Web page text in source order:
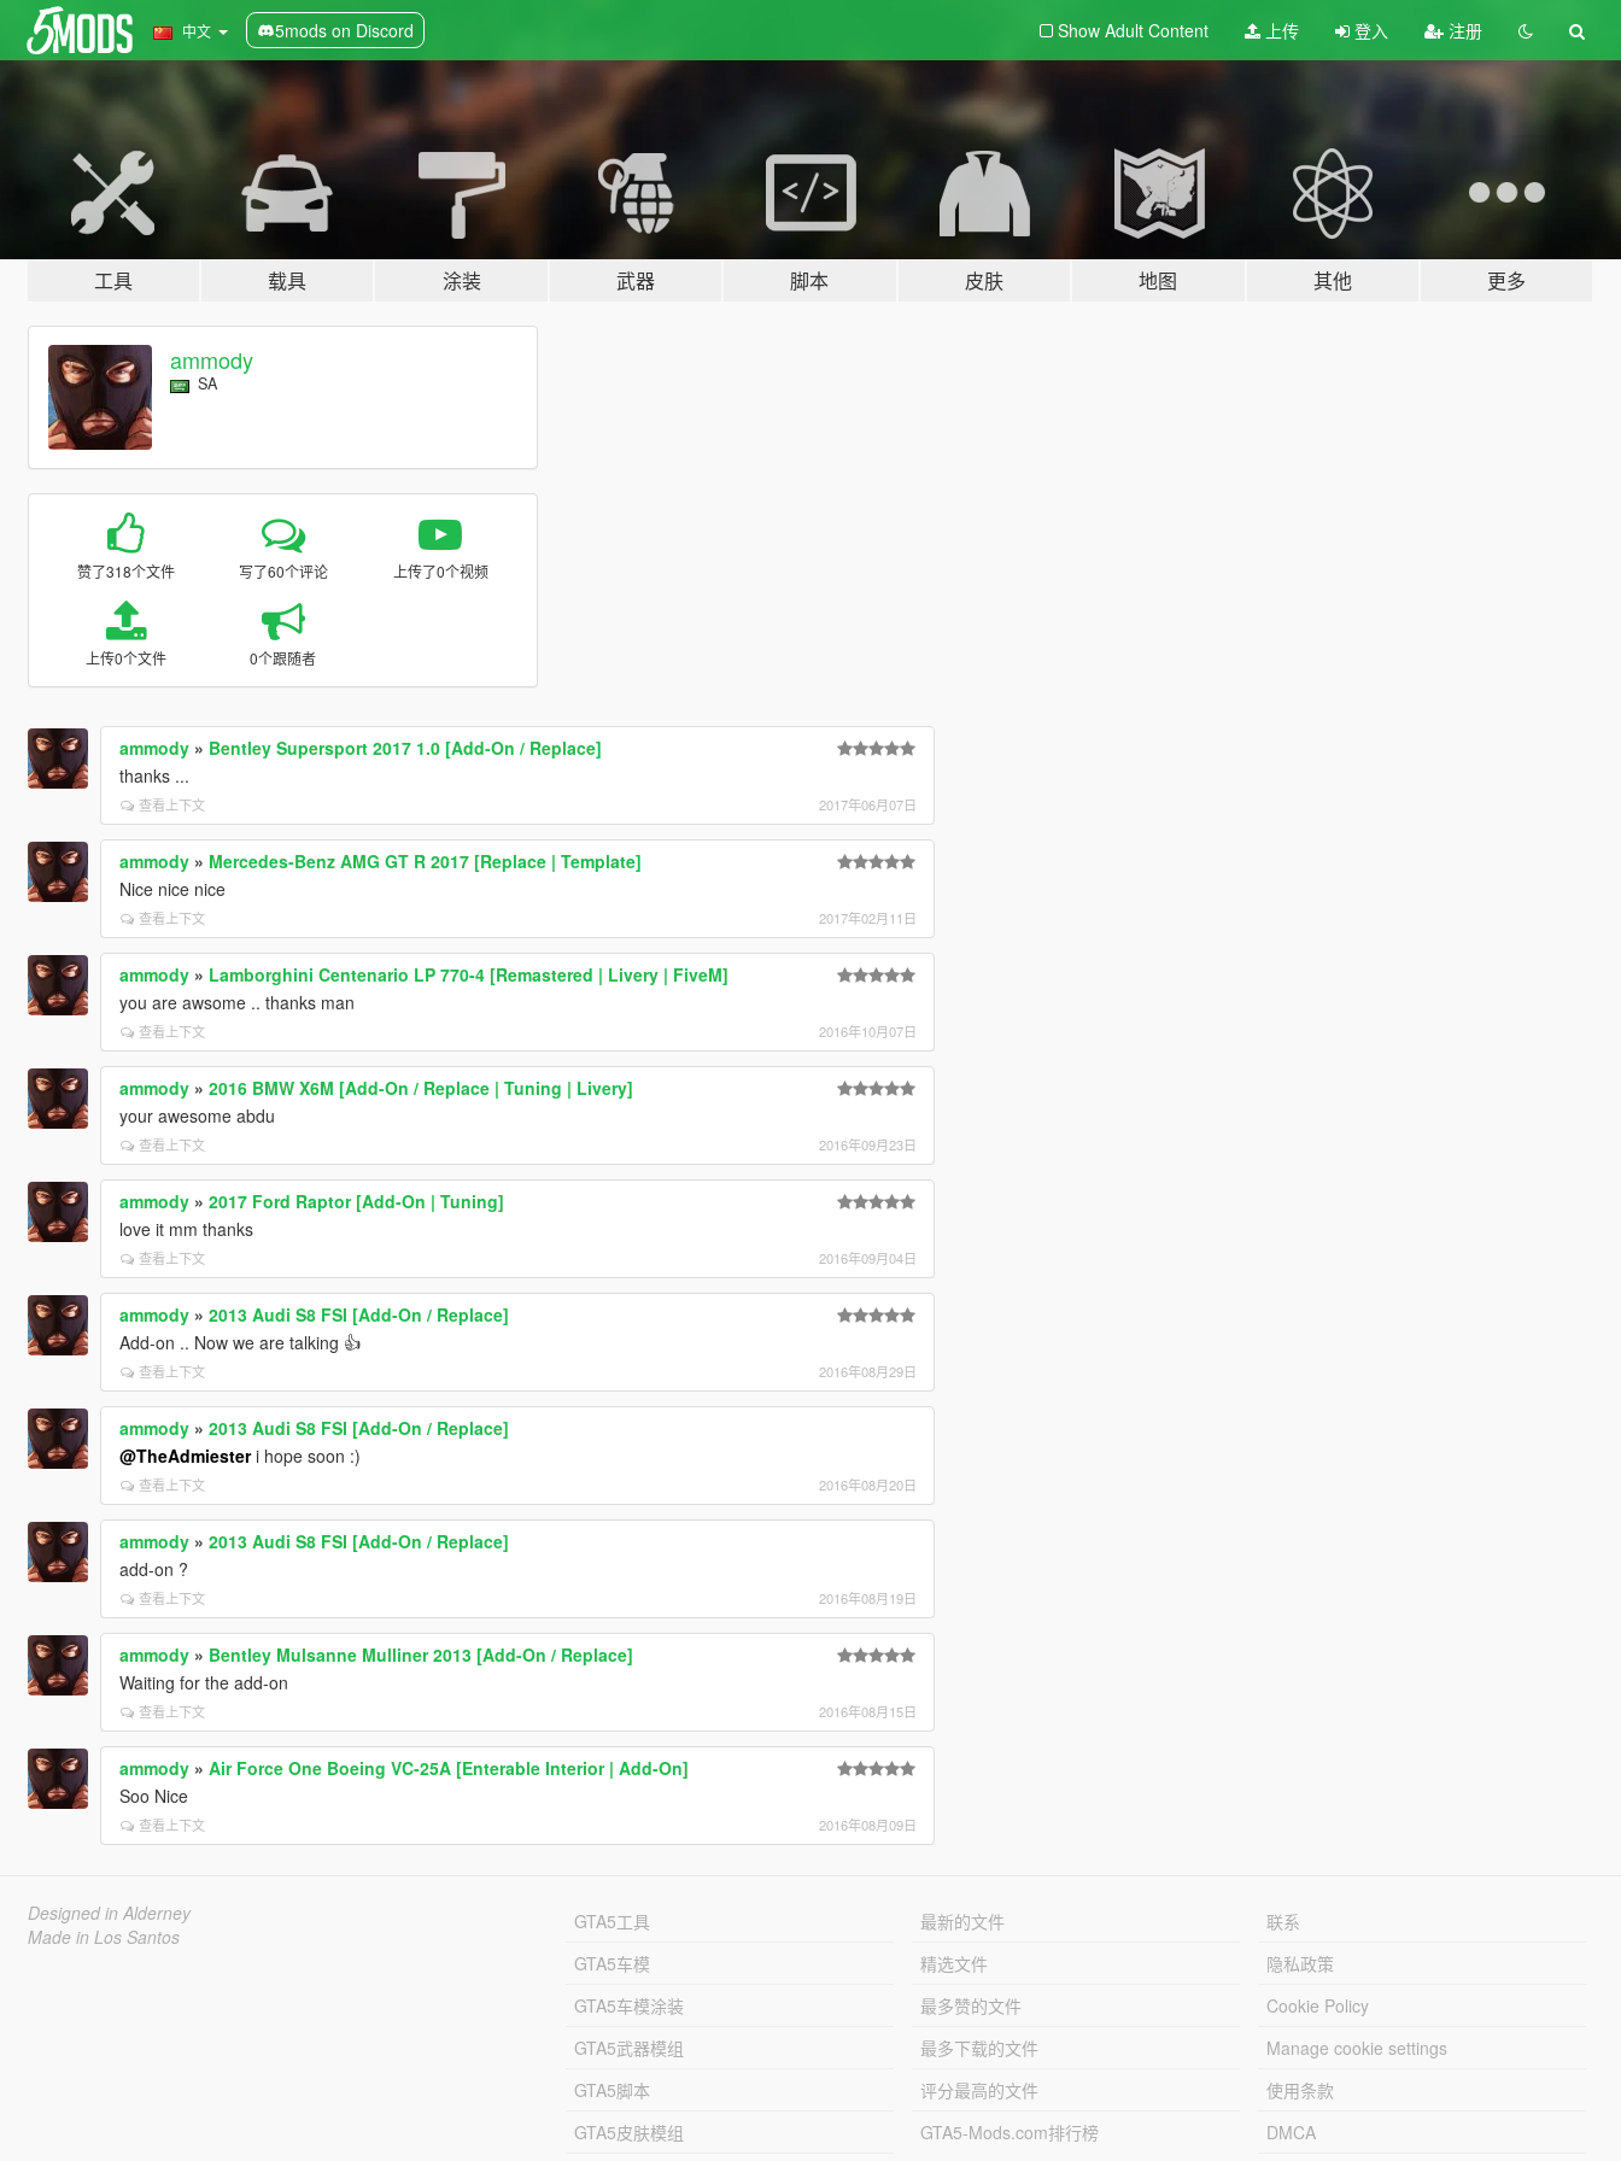
中文 5mods on Discord Show Adult Content 上传 登入 注册
工具 载具 涂装 武器 脚本 皮肤 地图 其他 更多
ammody
SA
赞了318个文件 写了60个评论 上传了0个视频
上传0个文件 0个跟随者
ammody» Bentley Supersport 2017 1.0 [Add-On / Replace]
thanks ...
查看上下文 2017年06月07日
ammody» Mercedes-Benz AMG GT R 2017 [Replace | Template]
Nice nice nice
查看上下文 2017年02月11日
ammody» Lamborghini Centenario LP 770-4 [Remastered | Livery | FiveM]
you are awsome .. thanks man
查看上下文 2016年10月07日
ammody» 2016 BMW X6M [Add-On / Replace | Tuning | Livery]
your awesome abdu
查看上下文 2016年09月23日
ammody» 2017 Ford Raptor [Add-On | Tuning]
love it mm thanks
查看上下文 2016年09月04日
ammody» 2013 Audi S8 FSI [Add-On / Replace]
Add-on .. Now we are talking 👍
查看上下文 2016年08月29日
ammody» 2013 Audi S8 FSI [Add-On / Replace]
@TheAdmiesteri hope soon :)
查看上下文 2016年08月20日
ammody» 2013 Audi S8 FSI [Add-On / Replace]
add-on ?
查看上下文 2016年08月19日
ammody» Bentley Mulsanne Mulliner 2013 [Add-On / Replace]
Waiting for the add-on
查看上下文 2016年08月15日
ammody» Air Force One Boeing VC-25A [Enterable Interior | Add-On]
Soo Nice
查看上下文 2016年08月09日
Designed in Alderney
Made in Los Santos
GTA5工具
GTA5车模
GTA5车模涂装
GTA5武器模组
GTA5脚本
GTA5皮肤模组
最新的文件
精选文件
最多赞的文件
最多下载的文件
评分最高的文件
GTA5-Mods.com排行榜
联系
隐私政策
Cookie Policy
Manage cookie settings
使用条款
DMCA